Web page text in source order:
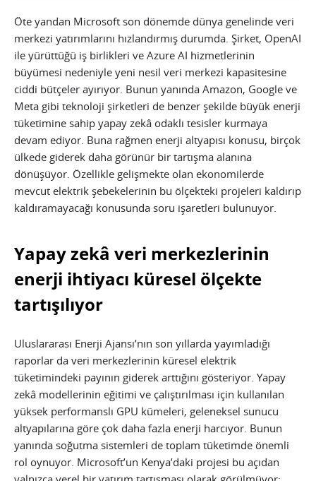
Öte yandan Microsoft son dönemde dünya genelinde veri
merkezi yatırımlarını hızlandırmış durumda. Şirket, OpenAI
ile yürüttüğü iş birlikleri ve Azure AI hizmetlerinin
büyümesi nedeniyle yeni nesil veri merkezi kapasitesine
ciddi bütçeler ayırıyor. Bunun yanında Amazon, Google ve
Meta gibi teknoloji şirketleri de benzer şekilde büyük enerji
tüketimine sahip yapay zekâ odaklı tesisler kurmaya
devam ediyor. Buna rağmen enerji altyapısı konusu, birçok
ülkede giderek daha görünür bir tartışma alanına
dönüşüyor. Özellikle gelişmekte olan ekonomilerde
mevcut elektrik şebekelerinin bu ölçekteki projeleri kaldırıp
kaldıramayacağı konusunda soru işaretleri bulunuyor.
Yapay zekâ veri merkezlerinin
enerji ihtiyacı küresel ölçekte
tartışılıyor
Uluslararası Enerji Ajansı’nın son yıllarda yayımladığı
raporlar da veri merkezlerinin küresel elektrik
tüketimindeki payının giderek arttığını gösteriyor. Yapay
zekâ modellerinin eğitimi ve çalıştırılması için kullanılan
yüksek performanslı GPU kümeleri, geleneksel sunucu
altyapılarına göre çok daha fazla enerji harcıyor. Bunun
yanında soğutma sistemleri de toplam tüketimde önemli
rol oynuyor. Microsoft’un Kenya’daki projesi bu açıdan